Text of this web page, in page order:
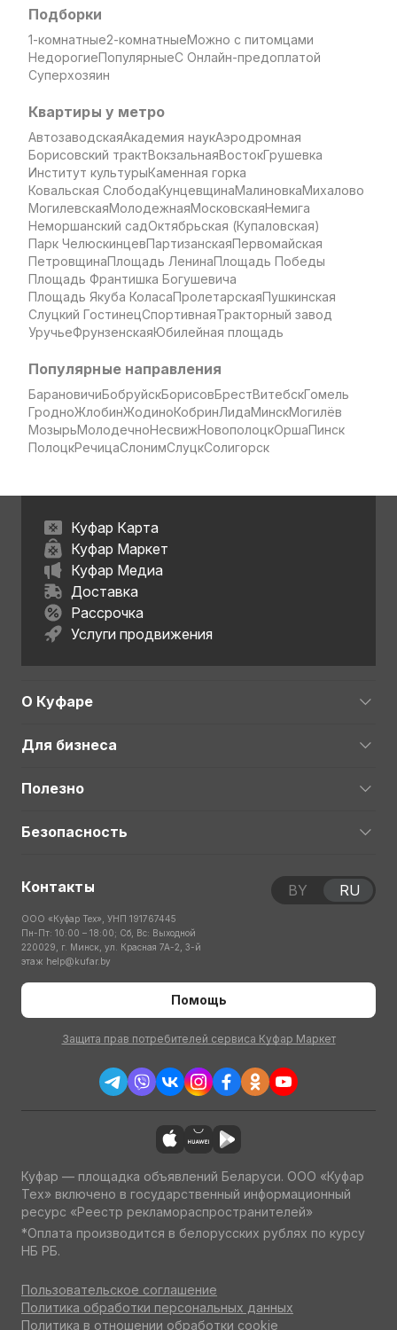
Подборки
1-комнатные2-комнатныеМожно с питомцами
НедорогиеПопулярныеС Онлайн-предоплатой
Суперхозяин
Квартиры у метро
АвтозаводскаяАкадемия наукАэродромная
Борисовский трактВокзальнаяВостокГрушевка
Институт культурыКаменная горка
Ковальская СлободаКунцевщинаМалиновкаМихалово
МогилевскаяМолодежнаяМосковскаяНемига
Неморшанский садОктябрьская (Купаловская)
Парк ЧелюскинцевПартизанскаяПервомайская
ПетровщинаПлощадь ЛенинаПлощадь Победы
Площадь Франтишка Богушевича
Площадь Якуба КоласаПролетарскаяПушкинская
Слуцкий ГостинецСпортивнаяТракторный завод
УручьеФрунзенскаяЮбилейная площадь
Популярные направления
БарановичиБобруйскБорисовБрестВитебскГомель
ГродноЖлобинЖодиноКобринЛидаМинскМогилёв
МозырьМолодечноНесвижНовополоцкОршаПинск
ПолоцкРечицаСлонимСлуцкСолигорск
Куфар Карта
Куфар Маркет
Куфар Медиа
Доставка
Рассрочка
Услуги продвижения
О Куфаре
Для бизнеса
Полезно
Безопасность
Контакты
ООО «Куфар Тех», УНП 191767445
Пн-Пт: 10:00 – 18:00; Сб, Вс: Выходной
220029, г. Минск, ул. Красная 7А-2, 3-й
этаж help@kufar.by
Помощь
Защита прав потребителей сервиса Куфар Маркет
BY RU
Куфар — площадка объявлений Беларуси. ООО «Куфар
Тех» включено в государственный информационный
ресурс «Реестр рекламораспространителей»
*Оплата производится в белорусских рублях по курсу
НБ РБ.
Пользовательское соглашение
Политика обработки персональных данных
Политика в отношении обработки cookie